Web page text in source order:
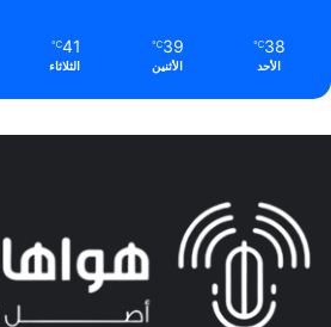
38
℃
الأحد
39
℃
الأثنين
41
℃
الثلاثاء